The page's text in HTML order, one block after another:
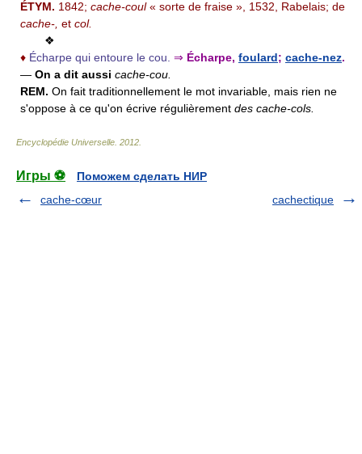
ÉTYM. 1842; cache-coul« sorte de fraise », 1532, Rabelais; de
cache-, et col.
❖
♦ Écharpe qui entoure le cou. ⇒ Écharpe, foulard; cache-nez.
— On a dit aussi cache-cou.
REM. On fait traditionnellement le mot invariable, mais rien ne
s'oppose à ce qu'on écrive régulièrement des cache-cols.
Encyclopédie Universelle 2012
Игры ⚽
Поможем сделать НИР
cache-cœur
cachectique